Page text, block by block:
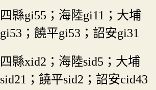
四縣gi55；海陸gi11；大埔
gi53；饒平gi53；詔安gi31
四縣xid2；海陸sid5；大埔
sid21；饒平sid2；詔安cid43